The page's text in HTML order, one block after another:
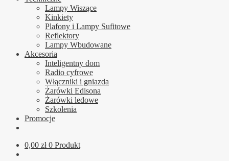
Lampy Wiszące
Kinkiety
Plafony i Lampy Sufitowe
Reflektory
Lampy Wbudowane
Akcesoria
Inteligentny dom
Radio cyfrowe
Włączniki i gniazda
Żarówki Edisona
Żarówki ledowe
Szkolenia
Promocje
0,00 zł 0 Produkt